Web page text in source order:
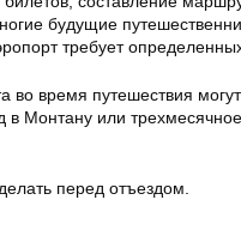
будущие
требует
во время путешествия
в Монтану или трехмесячное
перед отъездом.